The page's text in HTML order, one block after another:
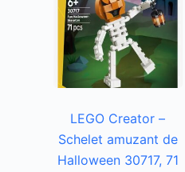
LEGO Creator –
Schelet amuzant de
Halloween 30717, 71